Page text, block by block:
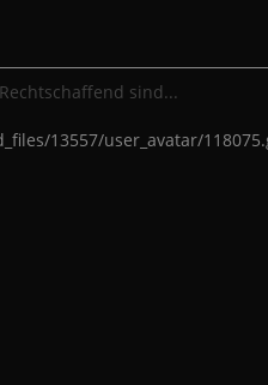
sind...
13557/user_avatar/